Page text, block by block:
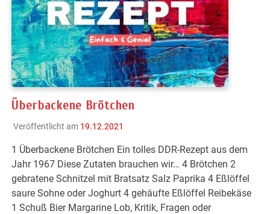
Überbackene Brötchen
Veröffentlicht am 19.12.2021
1 Überbackene Brötchen Ein tolles DDR-Rezept aus dem
Jahr 1967 Diese Zutaten brauchen wir… 4 Brötchen 2
gebratene Schnitzel mit Bratsatz Salz Paprika 4 Eßlöffel
saure Sohne oder Joghurt 4 gehäufte Eßlöffel Reibekäse
1 Schuß Bier Margarine Lob, Kritik, Fragen oder